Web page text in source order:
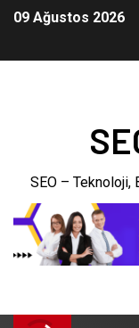
09 Ağustos 2026
SEO – Teknoloji,